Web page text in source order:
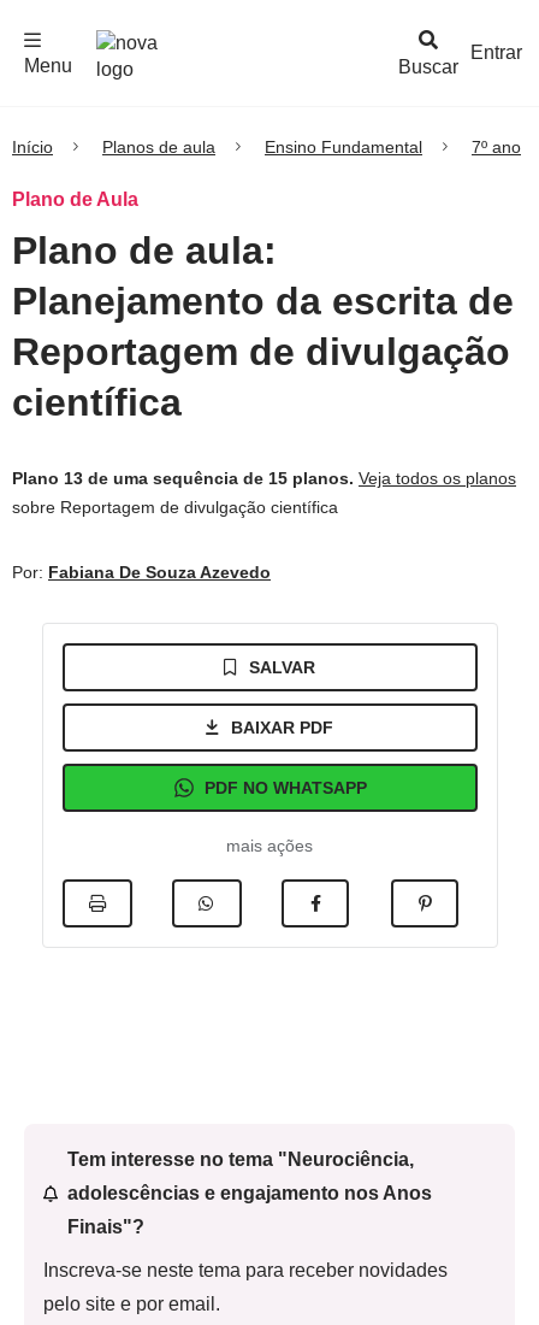
Buscar
Menu
Entrar
Início Planos de aula Ensino Fundamental 7º ano
Plano de Aula
Plano de aula:
Planejamento da escrita de
Reportagem de divulgação
científica
Plano 13 de uma sequência de 15 planos. Veja todos os planos
sobre Reportagem de divulgação científica
Por: Fabiana De Souza Azevedo
SALVAR
BAIXAR PDF
PDF NO WHATSAPP
mais ações
Tem interesse no tema "Neurociência,
adolescências e engajamento nos Anos
Finais"?
Inscreva-se neste tema para receber novidades
pelo site e por email.